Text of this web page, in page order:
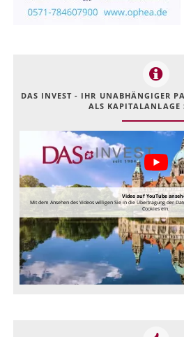
DAS INVEST - IHR UNABHÄNGIGER
ALS KAPITALANLAGE
Video auf YouTube
Mit dem Ansehen des Videos willigen Sie in die Übertragung der
Cookies ein.